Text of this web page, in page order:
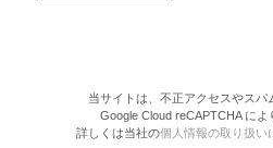
当サイトは、不正アクセスやスパ
Google Cloud reCAPTCHA によ
詳しくは当社の個人情報の取り扱い